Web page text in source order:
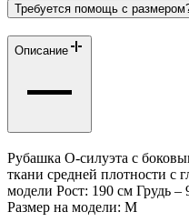
Требуется помощь с
Описание
Рубашка О-силуэта с
ткани средней плотности с
модели Рост: 190 см Грудь –
Размер на модели: М